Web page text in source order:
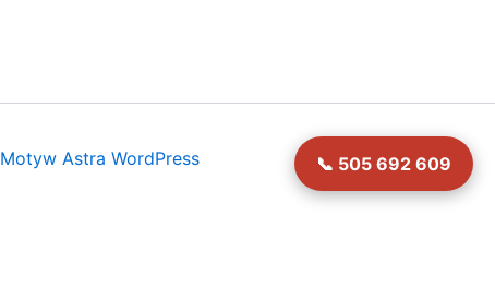
📞 505 692 609
Motyw Astra WordPress